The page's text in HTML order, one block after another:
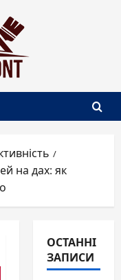
на дах: як
ОСТАННІ
ЗАПИСИ